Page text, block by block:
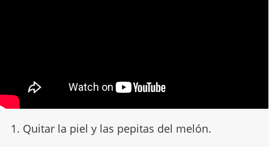
1. Quitar la piel y las pepitas del melón.